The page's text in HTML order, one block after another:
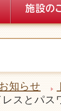
お知らせ
レスとパス